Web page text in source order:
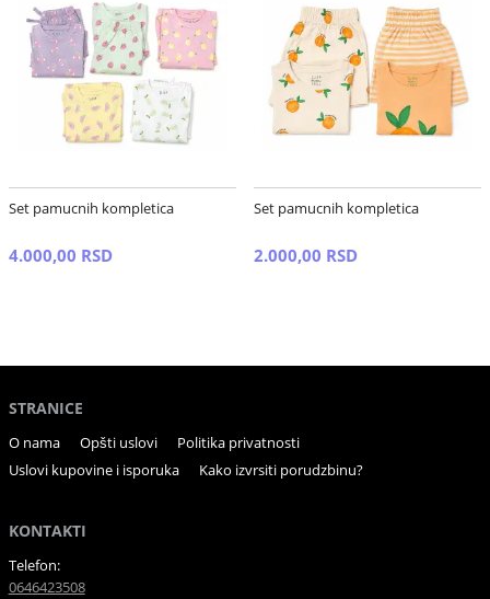
Set pamucnih kompletica
4.000,00 RSD
Set pamucnih kompletica
2.000,00 RSD
STRANICE
O nama Opšti uslovi
Politika privatnosti
Uslovi kupovine i isporuka
Kako izvrsiti porudzbinu?
KONTAKTI
Telefon:
0646423508